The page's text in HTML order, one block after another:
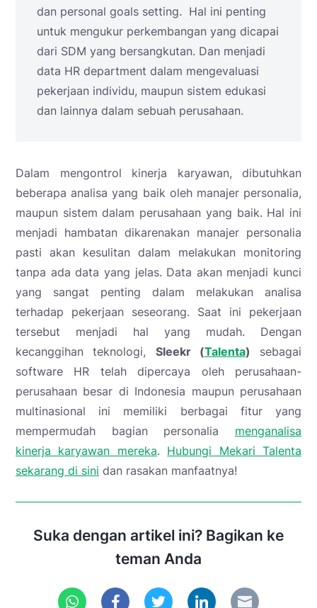
dan personal goals setting. Hal ini penting
untuk mengukur perkembangan yang dicapai
dari SDM yang bersangkutan. Dan menjadi
data HR department dalam mengevaluasi
pekerjaan individu, maupun sistem edukasi
dan lainnya dalam sebuah perusahaan.
Dalam mengontrol kinerja karyawan, dibutuhkan
beberapa analisa yang baik oleh manajer personalia,
maupun sistem dalam perusahaan yang baik. Hal ini
menjadi hambatan dikarenakan manajer personalia
pasti akan kesulitan dalam melakukan monitoring
tanpa ada data yang jelas. Data akan menjadi kunci
yang sangat penting dalam melakukan analisa
terhadap pekerjaan seseorang. Saat ini pekerjaan
tersebut menjadi hal yang mudah. Dengan
kecanggihan teknologi, Sleekr (Talenta) sebagai
software HR telah dipercaya oleh perusahaan-
perusahaan besar di Indonesia maupun perusahaan
multinasional ini memiliki berbagai fitur yang
mempermudah bagian personalia menganalisa
kinerja karyawan mereka. Hubungi Mekari Talenta
sekarang di sini dan rasakan manfaatnya!
Suka dengan artikel ini? Bagikan ke
teman Anda